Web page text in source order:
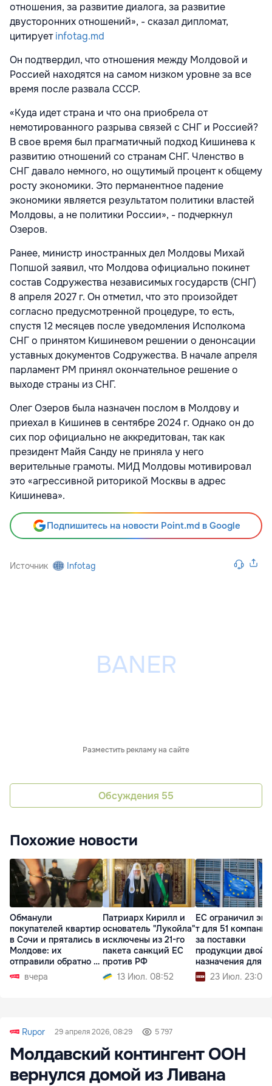
отношения, за развитие диалога, за развитие
двусторонних отношений», - сказал дипломат,
цитируетinfotag.md
Он подтвердил, что отношения между Молдовой и
Россией находятся на самом низком уровне за все
время после развала СССР.
«Куда идет страна и что она приобрела от
немотированного разрыва связей с СНГ и Россией?
В свое время был прагматичный подход Кишинева к
развитию отношений со странам СНГ. Членство в
СНГ давало немного, но ощутимый процент к общему
росту экономики. Это перманентное падение
экономики является результатом политики властей
Молдовы, а не политики России», - подчеркнул
Озеров.
Ранее, министр иностранных дел Молдовы Михай
Попшой заявил, что Молдова официально покинет
состав Содружества независимых государств (СНГ)
8 апреля 2027 г. Он отметил, что это произойдет
согласно предусмотренной процедуре, то есть,
спустя 12 месяцев после уведомления Исполкома
СНГ о принятом Кишиневом решении о денонсации
уставных документов Содружества. В начале апреля
парламент РМ принял окончательное решение о
выходе страны из СНГ.
Олег Озеров была назначен послом в Молдову и
приехал в Кишинев в сентябре 2024 г. Однако он до
сих пор официально не аккредитован, так как
президент Майя Санду не приняла у него
верительные грамоты. МИД Молдовы мотивировал
это «агрессивной риторикой Москвы в адрес
Кишинева».
Подпишитесь на новости Point.md в Google
Источник Infotag
Разместить рекламу на сайте
Обсуждения 55
Похожие новости
Обманули
покупателей квартир
в Сочи и прятались в
Молдове: их
отправили обратно в
РФ вчера
Патриарх Кирилл и
основатель "Лукойла"
исключены из 21-го
пакета санкций ЕС
против РФ
13 Июл. 08:52
ЕС ограничил
т для 51 компании
за поставки
продукции
назначения для
23 Июл. 23:04
Rupor 29 апреля 2026, 08:29 5 797
Молдавский контингент ООН
вернулся домой из Ливана